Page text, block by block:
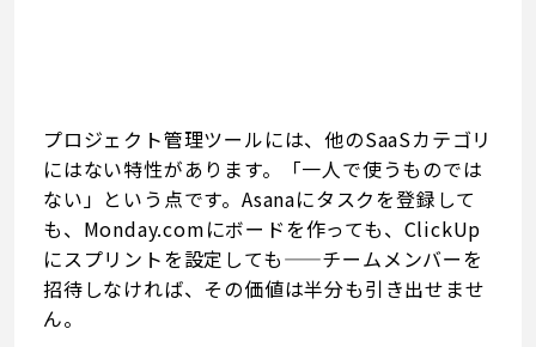
プロジェクト管理ツールには、他のSaaSカテゴリ
にはない特性があります。「一人で使うものでは
ない」という点です。Asanaにタスクを登録して
も、Monday.comにボードを作っても、ClickUp
にスプリントを設定しても——チームメンバーを
招待しなければ、その価値は半分も引き出せませ
ん。